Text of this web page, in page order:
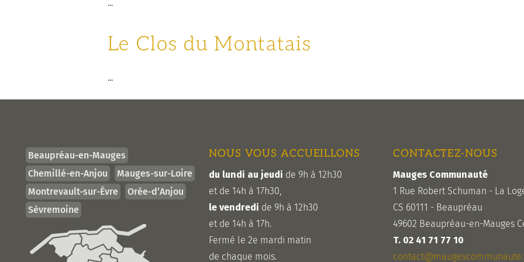
...
Le Clos du Montatais
...
Beaupréau-en-Mauges
Chemillé-en-Anjou
Mauges-sur-Loire
Montrevault-sur-Èvre
Orée-d’Anjou
Sèvremoine
NOUS VOUS ACCUEILLONS
du lundi au jeudi de 9h à 12h30
et de 14h à 17h30,
le vendredi de 9h à 12h30
et de 14h à 17h.
Fermé le 2e mardi matin
de chaque mois.
CONTACTEZ-NOUS
Mauges Communauté
1 Rue Robert Schuman - La
CS 60111 - Beaupréau
49602 Beaupréau-en-Mauges
T. 02 41 71 77 10